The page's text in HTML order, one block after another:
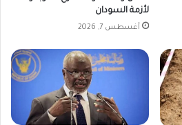
لأزمة السودان
أغسطس 7, 2026